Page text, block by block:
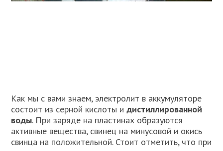
Как мы с вами знаем, электролит в аккумуляторе
состоит из серной кислоты идистиллированной
воды. При заряде на пластинах образуются
активные вещества, свинец на минусовой и окись
свинца на положительной. Стоит отметить, что при